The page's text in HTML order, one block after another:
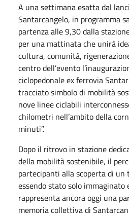
A una settimana esatta dal
Santarcangelo, in programma
partenza alle 9,30 dalla
per una mattinata che unirà
cultura, comunità,
centro dell’evento
ciclopedonale ex ferrovia
tracciato simbolo di mobilità
nove linee ciclabili
chilometri nell’ambito della
minuti”.
Dopo il ritrovo in stazione
della mobilità sostenibile, il
partecipanti alla scoperta di un
essendo stato solo immaginato
rappresenta ancora oggi una
memoria collettiva di